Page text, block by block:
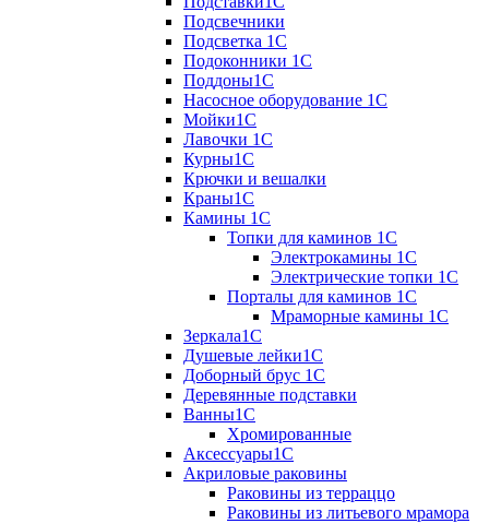
Подсвечники
Подсветка 1С
Подоконники 1С
Поддоны1С
Насосное оборудование 1С
Мойки1С
Лавочки 1С
Курны1С
Крючки и вешалки
Краны1С
Камины 1C
Топки для каминов 1C
Электрокамины 1С
Электрические топки 1C
Порталы для каминов 1С
Мраморные камины 1C
Зеркала1С
Душевые лейки1С
Доборный брус 1С
Деревянные подставки
Ванны1С
Хромированные
Аксессуары1С
Акриловые раковины
Раковины из терраццо
Раковины из литьевого мрамора